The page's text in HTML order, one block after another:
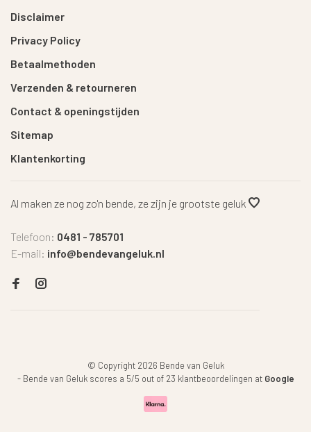
Disclaimer
Privacy Policy
Betaalmethoden
Verzenden & retourneren
Contact & openingstijden
Sitemap
Klantenkorting
Al maken ze nog zo'n bende, ze zijn je grootste geluk
Telefoon: 0481 - 785701
E-mail: info@bendevangeluk.nl
© Copyright 2026 Bende van Geluk
- Bende van Geluk scores a 5/5 out of 23 klantbeoordelingen at Google